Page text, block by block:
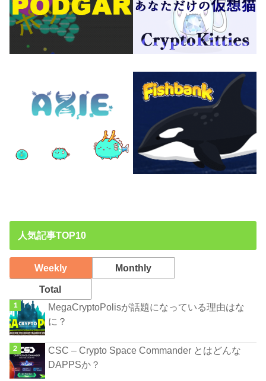
人気記事TOP10
Weekly
Monthly
Total
MegaCryptоPolisが話題になっている理由はな
に？
CSC – Crypto Space Commander とはどんな
DAPPSか？